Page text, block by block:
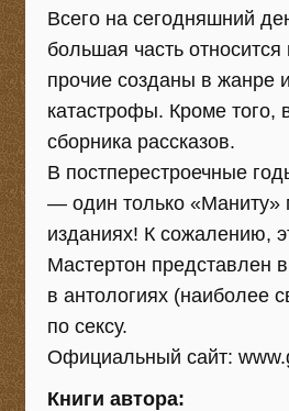
Всего на сегодняшний
большая часть
прочие созданы в жанре
катастрофы. Кроме того,
сборника рассказов.
В постперестроечные
— один только «Маниту»
изданиях! К сожалению,
Мастертон представлен
в антологиях
по сексу.
Официальный сайт:
Книги автора: